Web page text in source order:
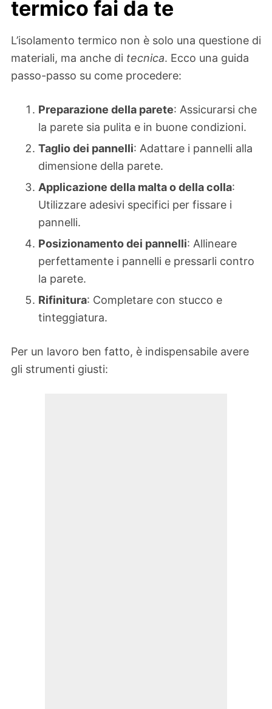
termico fai da te
L’isolamento termico non è solo una questione di
materiali, ma anche di tecnica. Ecco una guida
passo-passo su come procedere:
Preparazione della parete: Assicurarsi che
la parete sia pulita e in buone condizioni.
Taglio dei pannelli: Adattare i pannelli alla
dimensione della parete.
Applicazione della malta o della colla:
Utilizzare adesivi specifici per fissare i
pannelli.
Posizionamento dei pannelli: Allineare
perfettamente i pannelli e pressarli contro
la parete.
Rifinitura: Completare con stucco e
tinteggiatura.
Per un lavoro ben fatto, è indispensabile avere
gli strumenti giusti: